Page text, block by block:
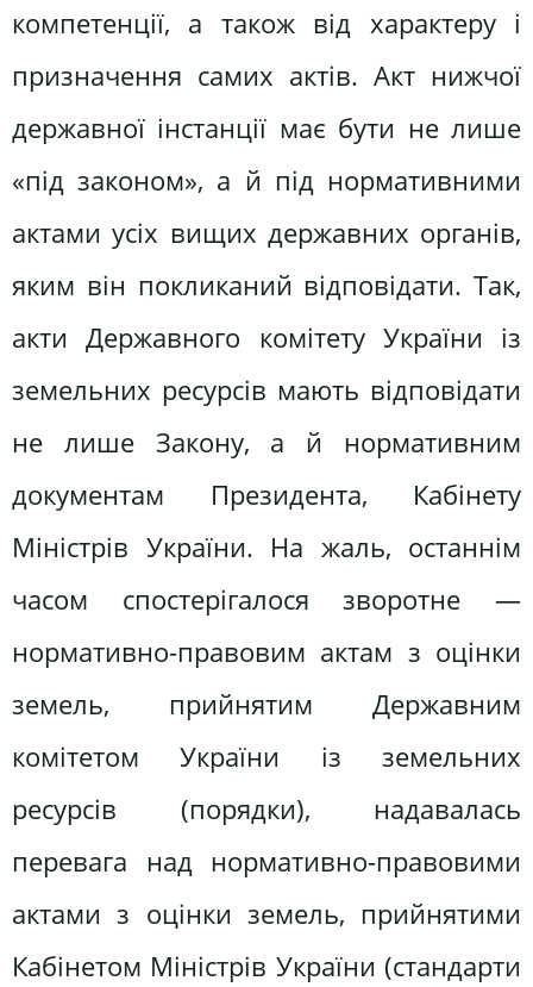
компетенції, а також від ха­рактеру і
призначення самих актів. Акт нижчої
державної інстанції має бути не лише
«під законом», а й під нормативними
актами усіх вищих дер­жавних органів,
яким він покликаний відповідати. Так,
акти Державного комітету України із
земельних ресур­сів мають відповідати
не лише Закону, а й нормативним
документам Прези­дента, Кабінету
Міністрів України. На жаль, останнім
часом спостерігалося зворотне —
нормативно-правовим актам з оцінки
земель, прийнятим Державним
комітетом України із земельних
ресурсів (порядки), надава­лась
перевага над нормативно-право­вими
актами з оцінки земель, прийня­тими
Кабінетом Міністрів України (стандарти